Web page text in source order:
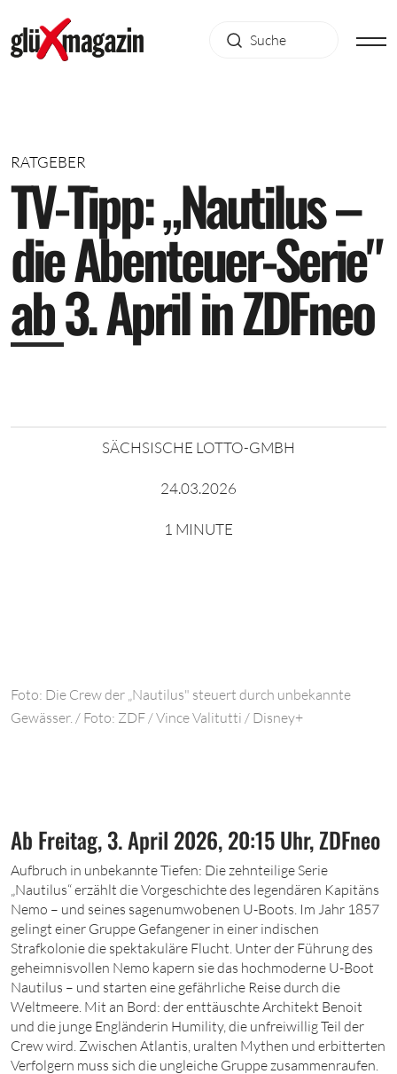
RATGEBER
TV-Tipp:„Nautilus–
dieAbenteuer-Serie"
ab3.AprilinZDFneo
SÄCHSISCHE LOTTO-GMBH
24.03.2026
1 MINUTE
Foto: Die Crew der „Nautilus" steuert durch unbekannte
Gewässer. / Foto: ZDF / Vince Valitutti / Disney+
Ab Freitag, 3. April 2026, 20:15 Uhr, ZDFneo
Aufbruch in unbekannte Tiefen: Die zehnteilige Serie
„Nautilus“ erzählt die Vorgeschichte des legendären Kapitäns
Nemo – und seines sagenumwobenen U-Boots. Im Jahr 1857
gelingt einer Gruppe Gefangener in einer indischen
Strafkolonie die spektakuläre Flucht. Unter der Führung des
geheimnisvollen Nemo kapern sie das hochmoderne U-Boot
Nautilus – und starten eine gefährliche Reise durch die
Weltmeere. Mit an Bord: der enttäuschte Architekt Benoit
und die junge Engländerin Humility, die unfreiwillig Teil der
Crew wird. Zwischen Atlantis, uralten Mythen und erbitterten
Verfolgern muss sich die ungleiche Gruppe zusammenraufen.